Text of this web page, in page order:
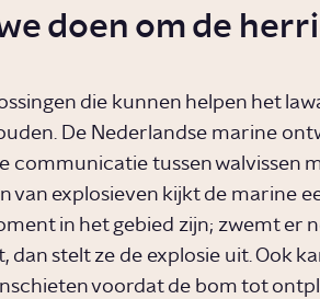
doen om de
die kunnen helpen het
De Nederlandse marine
communicatie tussen walvissen
van explosieven kijkt de marine
in het gebied zijn; zwemt er
dan stelt ze de explosie uit. Ook
voordat de bom tot